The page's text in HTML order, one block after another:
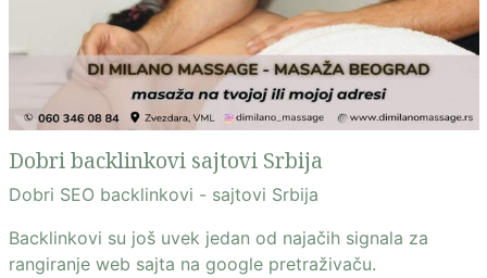
Dobri backlinkovi sajtovi Srbija
Dobri SEO backlinkovi - sajtovi Srbija
Backlinkovi su još uvek jedan od najačih signala za
rangiranje web sajta na google pretraživaču.